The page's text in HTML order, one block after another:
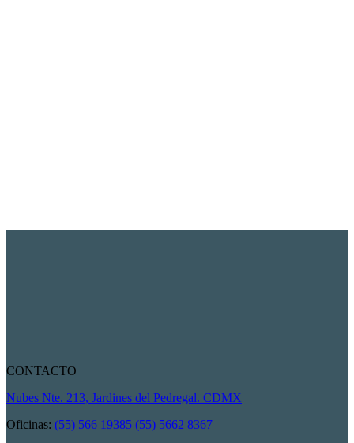
CONTACTO
Nubes Nte. 213, Jardines del Pedregal. CDMX
Oficinas: (55) 566 19385 (55) 5662 8367